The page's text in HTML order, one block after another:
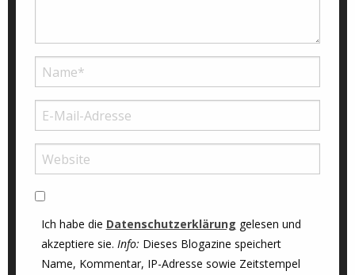
Ich habe die Datenschutzerklärung gelesen und
akzeptiere sie. Info: Dieses Blogazine speichert
Name, Kommentar, IP-Adresse sowie Zeitstempel